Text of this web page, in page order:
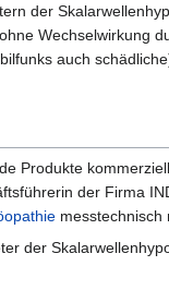
der
Wechselwirkung
auch
Produkte
der Firma
messtechnisch
der